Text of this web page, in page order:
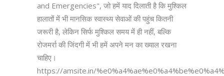
and Emergencies", जो हमें याद दिलाती है कि मुश्किल
हालातों में भी मानसिक स्वास्थ्य सेवाओं की पहुंच कितनी
जरूरी है, लेकिन सिर्फ मुश्किल समय में ही नहीं, बल्कि
रोजमर्रा की जिंदगी में भी हमें अपने मन का ख्याल रखना
चाहिए।
https://amsite.in/